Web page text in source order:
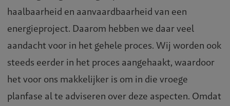
haalbaarheid en aanvaardbaarheid van een
energieproject. Daarom hebben we daar veel
aandacht voor in het gehele proces. Wij worden ook
steeds eerder in het proces aangehaakt, waardoor
het voor ons makkelijker is om in die vroege
planfase al te adviseren over deze aspecten. Omdat